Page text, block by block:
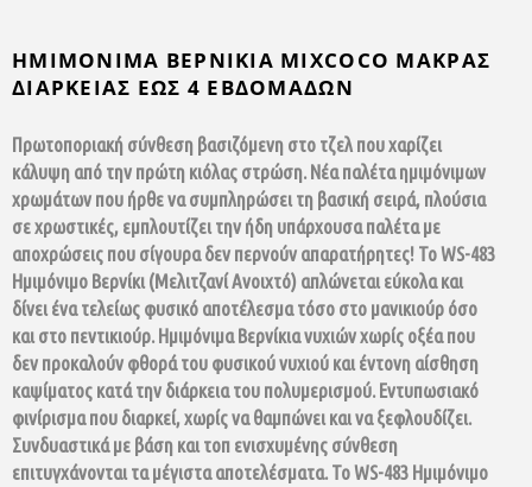
ΗΜΙΜΟΝΙΜΑ ΒΕΡΝΙΚΙΑ MIXCOCO ΜΑΚΡΑΣ
ΔΙΑΡΚΕΙΑΣ ΕΩΣ 4 ΕΒΔΟΜΑΔΩΝ
Πρωτοποριακή σύνθεση βασιζόμενη στο τζελ που χαρίζει
κάλυψη από την πρώτη κιόλας στρώση. Νέα παλέτα ημιμόνιμων
χρωμάτων που ήρθε να συμπληρώσει τη βασική σειρά, πλούσια
σε χρωστικές, εμπλουτίζει την ήδη υπάρχουσα παλέτα με
αποχρώσεις που σίγουρα δεν περνούν απαρατήρητες! Το WS-483
Ημιμόνιμο Βερνίκι (Μελιτζανί Ανοιχτό) απλώνεται εύκολα και
δίνει ένα τελείως φυσικό αποτέλεσμα τόσο στο μανικιούρ όσο
και στο πεντικιούρ. Ημιμόνιμα Βερνίκια νυχιών χωρίς οξέα που
δεν προκαλούν φθορά του φυσικού νυχιού και έντονη αίσθηση
καψίματος κατά την διάρκεια του πολυμερισμού. Εντυπωσιακό
φινίρισμα που διαρκεί, χωρίς να θαμπώνει και να ξεφλουδίζει.
Συνδυαστικά με βάση και τοπ ενισχυμένης σύνθεση
επιτυγχάνονται τα μέγιστα αποτελέσματα. Το WS-483 Ημιμόνιμο